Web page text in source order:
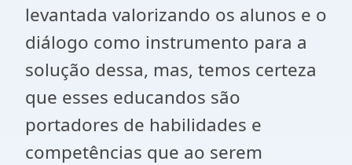
levantada valorizando os alunos e o
diálogo como instrumento para a
solução dessa, mas, temos certeza
que esses educandos são
portadores de habilidades e
competências que ao serem